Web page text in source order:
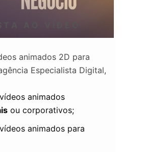
T A A O V Í D E O
animados 2D para
Especialista Digital,
animados
ou corporativos;
animados para